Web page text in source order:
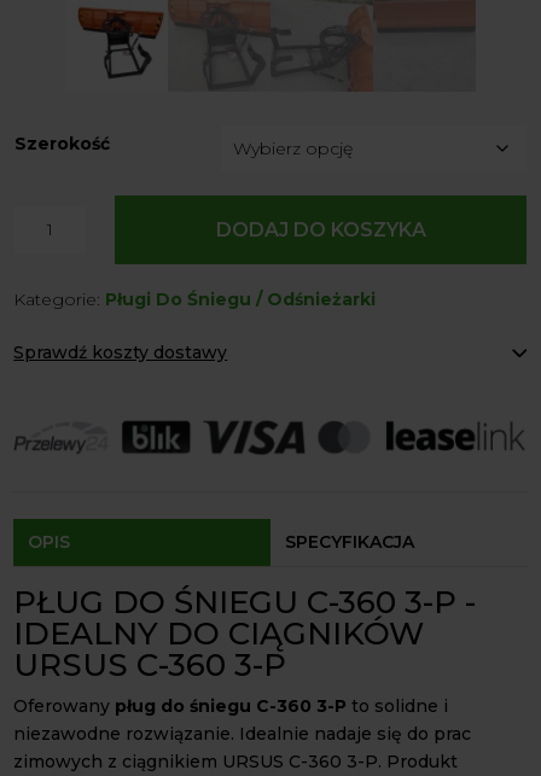
Szerokość
Pług
śniegu
3-
DODAJ DO KOSZYKA
Kategorie: Pługi Do Śniegu / Odśnieżarki
Sprawdź koszty dostawy
Agrol transport: 200 zł
Agrol transport gabaryty: ustalane indywidualnie
Dostępność form dostawy i ceny uzależniona od produktu.
OPIS SPECYFIKACJA
PŁUG DO ŚNIEGU C-360 3-P -
IDEALNY DO CIĄGNIKÓW
URSUS C-360 3-P
Oferowany pług do śniegu C-360 3-P to solidne i
niezawodne rozwiązanie. Idealnie nadaje się do prac
zimowych z ciągnikiem URSUS C-360 3-P. Produkt